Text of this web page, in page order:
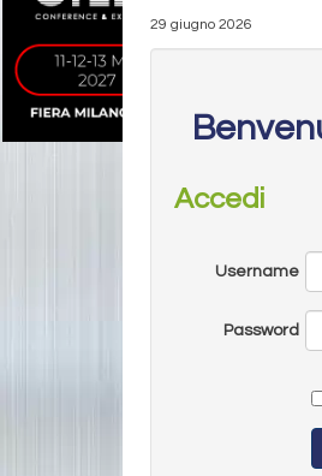
29 giugno 2026
Accedi
Username
Password